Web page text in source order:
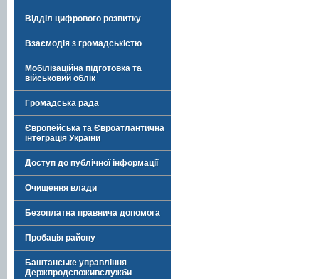
Відділ цифрового розвитку
Взаємодія з громадськістю
Мобілізаційна підготовка та
військовий облік
Громадська рада
Європейська та Євроатлантична
інтеграція України
Доступ до публічної інформації
Очищення влади
Безоплатна правнича допомога
Пробація району
Баштанське управління
Держпродспоживслужби